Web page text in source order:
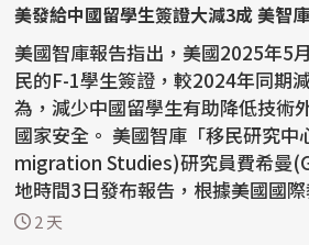
美發給中國留學生簽證大減3成 美智
美國智庫報告指出，美國2025年5
民的F-1學生簽證，較2024年同期
為，減少中國留學生有助降低技術
國家安全。 美國智庫「移民研究中心」(Center for Im
migration Studies)研究員費希曼
地時間3日發布報告，根據美國國
計，...
2 天